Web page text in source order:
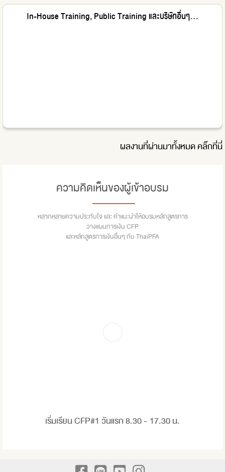
In-House Training, Public Training และบริษัทอื่นๆ...
ผลงานที่ผ่านมาทั้งหมดคลิ๊กที่นี่
ความคิดเห็นของผู้เข้าอบรม
หลากหลายความประทับใจ และ คำแนะนำให้อบรมหลักสูตรการ
วางแผนการเงิน CFP
และหลักสูตรการเงินอื่นๆ กับ ThaiPFA
เริ่มเรียน CFP#1 วันแรก 8.30 - 17.30 น.